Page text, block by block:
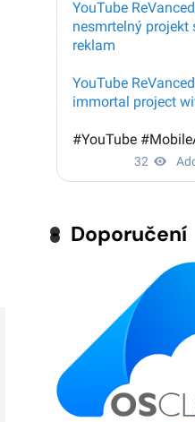
Doporučení